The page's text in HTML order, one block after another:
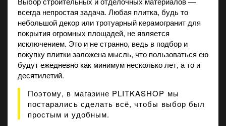
всегда непростая задача. Любая плитка, будь то
небольшой декор или тротуарный керамогранит для
покрытия огромных площадей, не является
исключением. Это и не странно, ведь в подбор и
покупку плитки заложена мысль, что пользоваться ею
будут ежедневно как минимум несколько лет, а то и
десятилетий.
Поэтому, в магазине PLITKASHOP мы
постарались сделать всё, чтобы выбор был
простым и удобным.